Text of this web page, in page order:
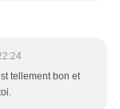
tellement bon et